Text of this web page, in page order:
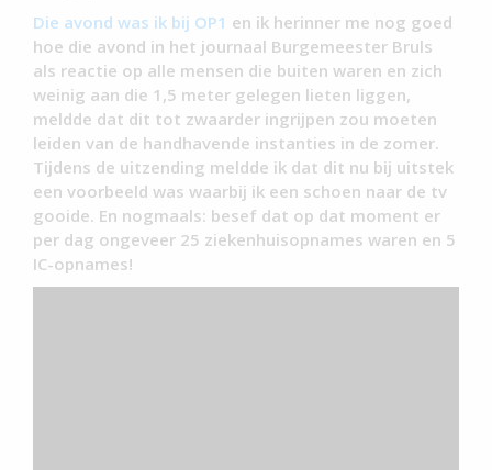
Die avond was ik bij OP1 en ik herinner me nog goed
hoe die avond in het journaal Burgemeester Bruls
als reactie op alle mensen die buiten waren en zich
weinig aan die 1,5 meter gelegen lieten liggen,
meldde dat dit tot zwaarder ingrijpen zou moeten
leiden van de handhavende instanties in de zomer.
Tijdens de uitzending meldde ik dat dit nu bij uitstek
een voorbeeld was waarbij ik een schoen naar de tv
gooide. En nogmaals: besef dat op dat moment er
per dag ongeveer 25 ziekenhuisopnames waren en 5
IC-opnames!